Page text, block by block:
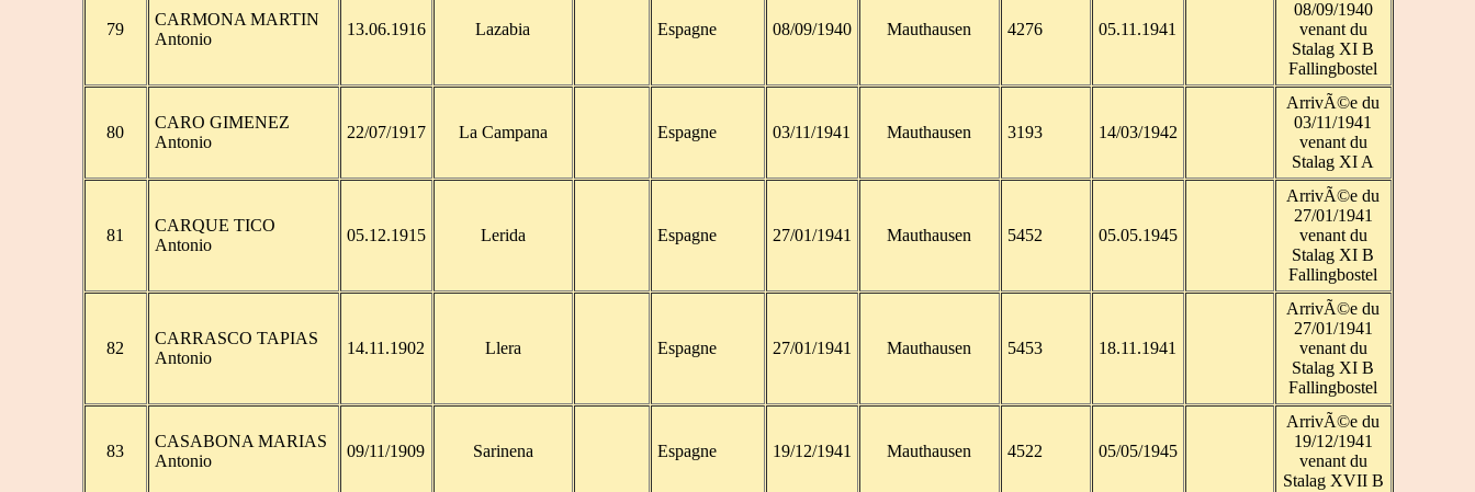
79
CARMONA MARTIN
Antonio
13.06.1916 Lazabia Espagne 08/09/1940 Mauthausen 4276 05.11.1941
08/09/1940
venant du
Stalag XI B
Fallingbostel
80
CARO GIMENEZ
Antonio
22/07/1917 La Campana Espagne 03/11/1941 Mauthausen 3193 14/03/1942
ArrivÃ©e du
03/11/1941
venant du
Stalag XI A
81
CARQUE TICO
Antonio
05.12.1915 Lerida Espagne 27/01/1941 Mauthausen 5452 05.05.1945
ArrivÃ©e du
27/01/1941
venant du
Stalag XI B
Fallingbostel
82
CARRASCO TAPIAS
Antonio
14.11.1902 Llera Espagne 27/01/1941 Mauthausen 5453 18.11.1941
ArrivÃ©e du
27/01/1941
venant du
Stalag XI B
Fallingbostel
83
CASABONA MARIAS
Antonio
09/11/1909 Sarinena Espagne 19/12/1941 Mauthausen 4522 05/05/1945
ArrivÃ©e du
19/12/1941
venant du
Stalag XVII B